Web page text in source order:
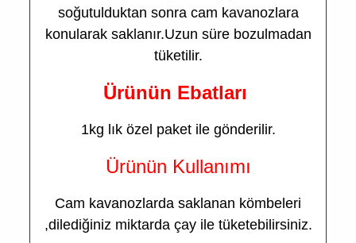
soğutulduktan sonra cam kavanozlara
konularak saklanır.Uzun süre bozulmadan
tüketilir.
Ürünün Ebatları
1kg lık özel paket ile gönderilir.
Ürünün Kullanımı
Cam kavanozlarda saklanan kömbeleri
,dilediğiniz miktarda çay ile tüketebilirsiniz.